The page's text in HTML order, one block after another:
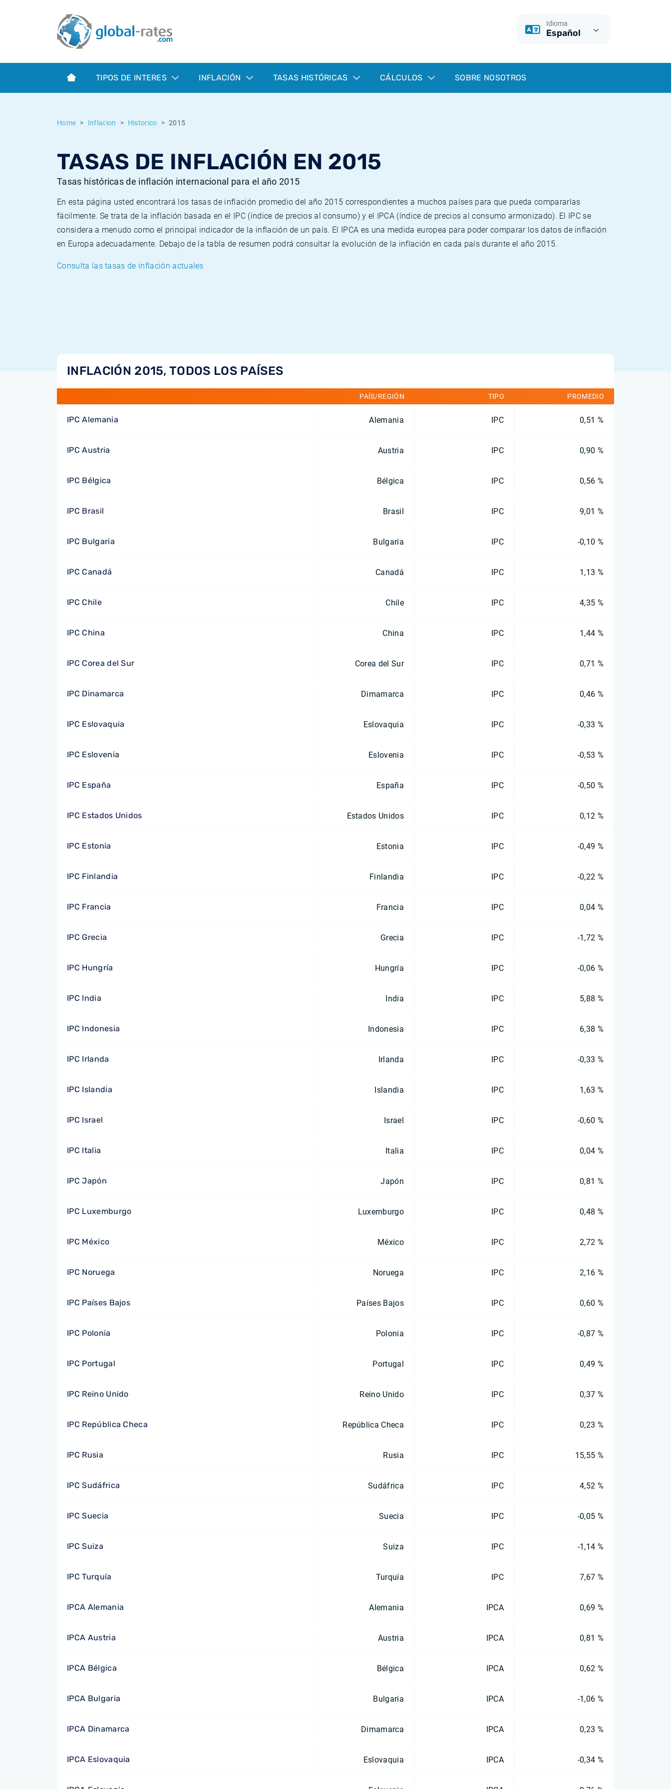
Idioma
Español
TIPOS DE INTERES INFLACIÓN TASAS HISTÓRICAS CÁLCULOS SOBRE NOSOTROS
Home Inflacion Historico 2015
TASAS DE INFLACIÓN EN 2015
Tasas históricas de inflación internacional para el año 2015
En esta página usted encontrará los tasas de inflación promedio del año 2015 correspondientes a muchos países para que pueda compararlas
fácilmente. Se trata de la inflación basada en el IPC (índice de precios al consumo) y el IPCA (índice de precios al consumo armonizado). El IPC se
considera a menudo como el principal indicador de la inflación de un país. El IPCA es una medida europea para poder comparar los datos de inflación
en Europa adecuadamente. Debajo de la tabla de resumen podrá consultar la evolución de la inflación en cada país durante el año 2015.
Consulta las tasas de inflación actuales
INFLACIÓN 2015, TODOS LOS PAÍSES
PAÍS/REGIÓN TIPO PROMEDIO
IPC Alemania Alemania IPC 0,51 %
IPC Austria Austria IPC 0,90 %
IPC Bélgica Bélgica IPC 0,56 %
IPC Brasil Brasil IPC 9,01 %
IPC Bulgaria Bulgaria IPC -0,10 %
IPC Canadá Canadá IPC 1,13 %
IPC Chile Chile IPC 4,35 %
IPC China China IPC 1,44 %
IPC Corea del Sur Corea del Sur IPC 0,71 %
IPC Dinamarca Dimamarca IPC 0,46 %
IPC Eslovaquia Eslovaquia IPC -0,33 %
IPC Eslovenia Eslovenia IPC -0,53 %
IPC España España IPC -0,50 %
IPC Estados Unidos Estados Unidos IPC 0,12 %
IPC Estonia Estonia IPC -0,49 %
IPC Finlandia Finlandia IPC -0,22 %
IPC Francia Francia IPC 0,04 %
IPC Grecia Grecia IPC -1,72 %
IPC Hungría Hungría IPC -0,06 %
IPC India India IPC 5,88 %
IPC Indonesia Indonesia IPC 6,38 %
IPC Irlanda Irlanda IPC -0,33 %
IPC Islandia Islandia IPC 1,63 %
IPC Israel Israel IPC -0,60 %
IPC Italia Italia IPC 0,04 %
IPC Japón Japón IPC 0,81 %
IPC Luxemburgo Luxemburgo IPC 0,48 %
IPC México México IPC 2,72 %
IPC Noruega Noruega IPC 2,16 %
IPC Países Bajos Países Bajos IPC 0,60 %
IPC Polonia Polonia IPC -0,87 %
IPC Portugal Portugal IPC 0,49 %
IPC Reino Unido Reino Unido IPC 0,37 %
IPC República Checa República Checa IPC 0,23 %
IPC Rusia Rusia IPC 15,55 %
IPC Sudáfrica Sudáfrica IPC 4,52 %
IPC Suecia Suecia IPC -0,05 %
IPC Suiza Suiza IPC -1,14 %
IPC Turquía Turquía IPC 7,67 %
IPCA Alemania Alemania IPCA 0,69 %
IPCA Austria Austria IPCA 0,81 %
IPCA Bélgica Bélgica IPCA 0,62 %
IPCA Bulgaria Bulgaria IPCA -1,06 %
IPCA Dinamarca Dimamarca IPCA 0,23 %
IPCA Eslovaquia Eslovaquia IPCA -0,34 %
Term SOFR
¿Qué es la inflación IPC?
¿Qué es la inflación IPCA?
Inflación Mexicano - IPC
Euribor - histórico
ESTER - histórico
Calculadora de inflación